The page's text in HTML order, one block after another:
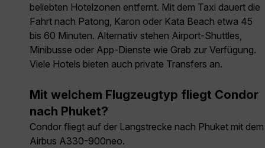
beliebten Hotelzonen entfernt. Mit dem Taxi dauert die
Fahrt nach Patong, Karon oder Kata Beach etwa 45
bis 60 Minuten. Alternativ stehen Airport-Shuttles,
Minibusse oder App-Dienste wie Grab zur Verfügung.
Viele Hotels bieten auch private Transfers an.
Mit welchem Flugzeugtyp fliegt Condor
nach Phuket?
Condor fliegt auf der Langstrecke nach Phuket mit dem
Airbus A330-900neo.